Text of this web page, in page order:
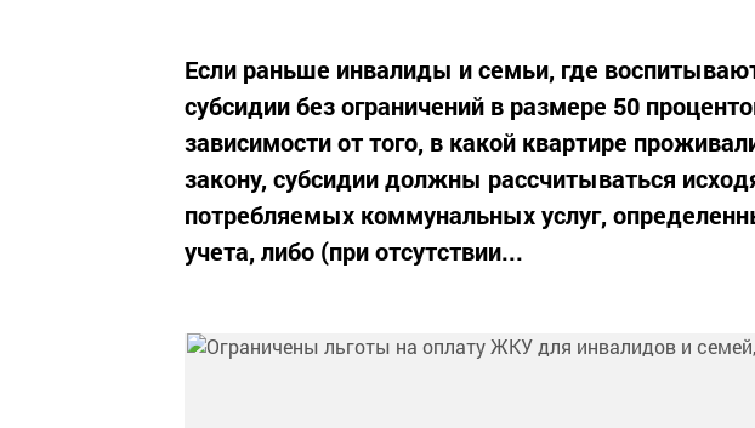
Если раньше инвалиды и семьи, где
субсидии без ограничений в размере 50
зависимости от того, в какой квартире
закону, субсидии должны рассчитываться
потребляемых коммунальных услуг,
учета, либо (при отсутствии...